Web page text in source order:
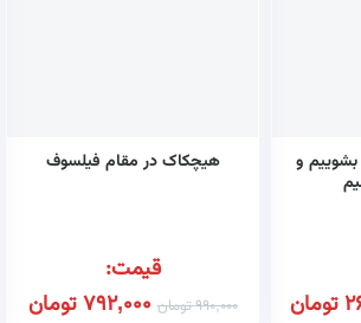
و
تومان
هیچکاک در مقام فیلسوف
قیمت:
990,000تومان 792,000تومان